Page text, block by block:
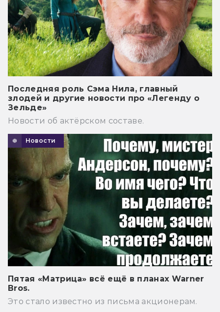
Последняя роль Сэма Нила, главный
злодей и другие новости про «Легенду о
Зельде»
Новости об актёрском составе.
Новости
Пятая «Матрица» всё ещё в планах Warner
Bros.
Это стало известно из письма акционерам.